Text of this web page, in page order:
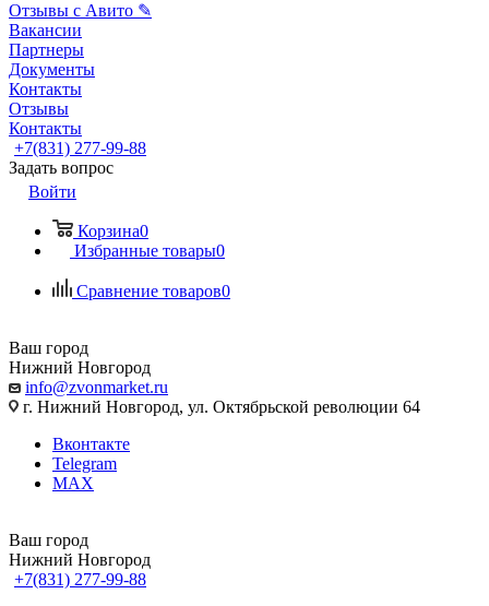
Отзывы с Авито ✎
Вакансии
Партнеры
Документы
Контакты
Отзывы
Контакты
+7(831) 277-99-88
Задать вопрос
Войти
Корзина0
Избранные товары0
Сравнение товаров0
Ваш город
Нижний Новгород
info@zvonmarket.ru
г. Нижний Новгород, ул. Октябрьской революции 64
Вконтакте
Telegram
MAX
Ваш город
Нижний Новгород
+7(831) 277-99-88